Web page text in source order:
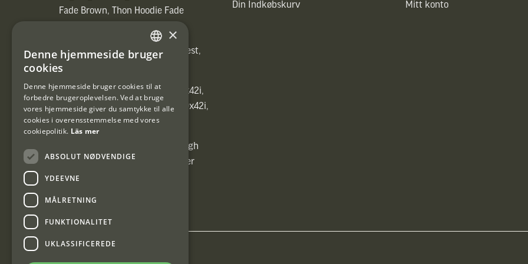
Fade Brown, Thon Hoodie Fade
[ih_use_fallback_field(Heated vest,
Heated vest)]
[ih_use_fallback_field(C6 1,7-10x42i,
6ggr förstoringsväxel!, C6 1,7-10x42i,
6ggr förstoringsväxel!)]
[ih_use_fallback_field(Carrier High
Energy Professional 15kg, Carrier
High Energy Professional 15kg)]
Din Indkøbskurv Mitt konto
SWEDISH
×
Denne hjemmeside bruger
cookies
Denne hjemmeside bruger cookies til at
forbedre brugeroplevelsen. Ved at bruge
vores hjemmeside giver du samtykke til alle
cookies i overensstemmelse med vores
cookiepolitik. Läs mer
ABSOLUT NØDVENDIGE
YDEEVNE
MÅLRETNING
FUNKTIONALITET
UKLASSIFICEREDE